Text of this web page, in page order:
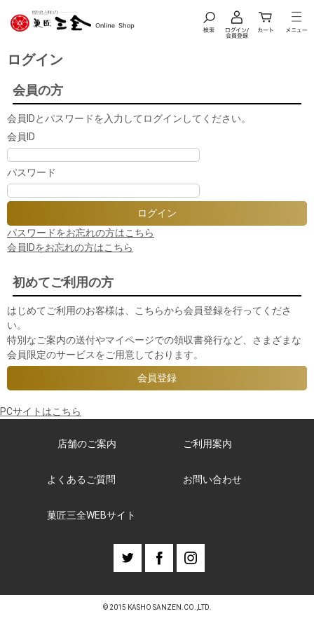
ログイン
会員の方
会員IDとパスワードを入力してログインしてください。
会員ID
パスワード
パスワードをお忘れの方はこちら
会員IDをお忘れの方はこちら
初めてご利用の方
はじめてご利用のお客様は、こちらから会員登録を行ってくださ
い。
特別なご案内の送付やマイページでの領収書発行など、さまざまな
会員限定のサービスをご用意しております。
PCサイトはこちら
店舗のご案内 ご利用案内
よくあるご質問 お問い合わせ
菓匠三全WEBサイト
© 2015 KASHO SANZEN.CO.,LTD.